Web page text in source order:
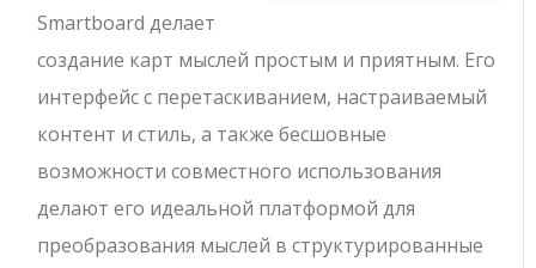
Smartboard делает
создание карт мыслей простым и приятным. Его
интерфейс с перетаскиванием, настраиваемый
контент и стиль, а также бесшовные
возможности совместного использования
делают его идеальной платформой для
преобразования мыслей в структурированные